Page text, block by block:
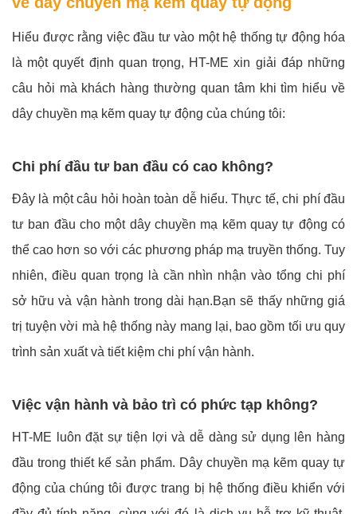
Hiểu được rằng việc đầu tư vào một hệ thống tự động hóa
là một quyết định quan trọng, HT-ME xin giải đáp những
câu hỏi mà khách hàng thường quan tâm khi tìm hiểu về
dây chuyền mạ kẽm quay tự động của chúng tôi:
Chi phí đầu tư ban đầu có cao không?
Đây là một câu hỏi hoàn toàn dễ hiểu. Thực tế, chi phí đầu
tư ban đầu cho một dây chuyền mạ kẽm quay tự động có
thể cao hơn so với các phương pháp mạ truyền thống. Tuy
nhiên, điều quan trọng là cần nhìn nhận vào tổng chi phí
sở hữu và vận hành trong dài hạn.Bạn sẽ thấy những giá
trị tuyện vời mà hệ thống này mang lại, bao gồm tối ưu quy
trình sản xuất và tiết kiệm chi phí vận hành.
Việc vận hành và bảo trì có phức tạp không?
HT-ME luôn đặt sự tiện lợi và dễ dàng sử dụng lên hàng
đầu trong thiết kế sản phẩm. Dây chuyền mạ kẽm quay tự
động của chúng tôi được trang bị hệ thống điều khiển với